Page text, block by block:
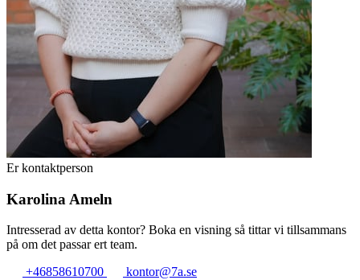
Er kontaktperson
Karolina Ameln
Intresserad av detta kontor? Boka en visning så tittar vi tillsammans
på om det passar ert team.
+46858610700
kontor@7a.se